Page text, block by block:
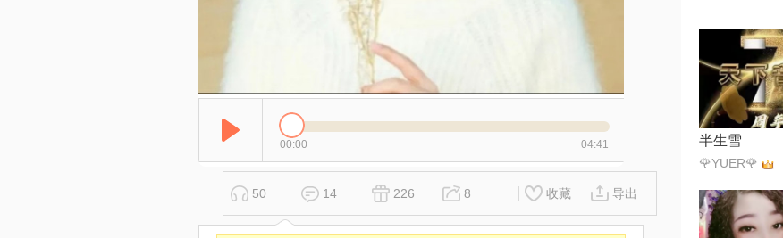
00:00 04:41
50 14 226 8 收藏 导出
半生雪
🌹YUER🌹